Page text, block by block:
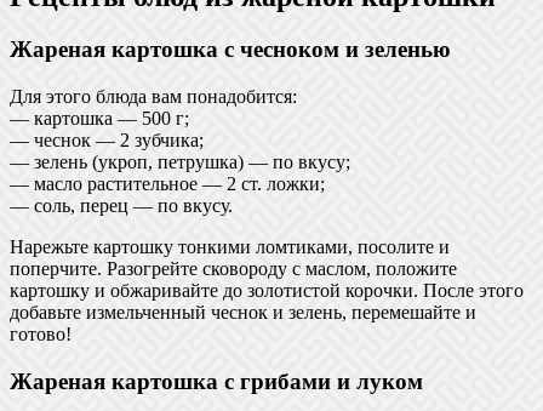
Жареная картошка с чесноком и зеленью
Для этого блюда вам понадобится:
— картошка — 500 г;
— чеснок — 2 зубчика;
— зелень (укроп, петрушка) — по вкусу;
— масло растительное — 2 ст. ложки;
— соль, перец — по вкусу.
Нарежьте картошку тонкими ломтиками, посолите и
поперчите. Разогрейте сковороду с маслом, положите
картошку и обжаривайте до золотистой корочки. После этого
добавьте измельченный чеснок и зелень, перемешайте и
готово!
Жареная картошка с грибами и луком